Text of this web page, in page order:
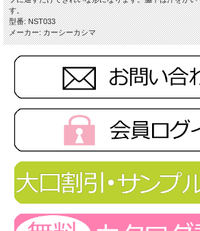
す。
型番: NST033
メーカー: カーシーカシマ